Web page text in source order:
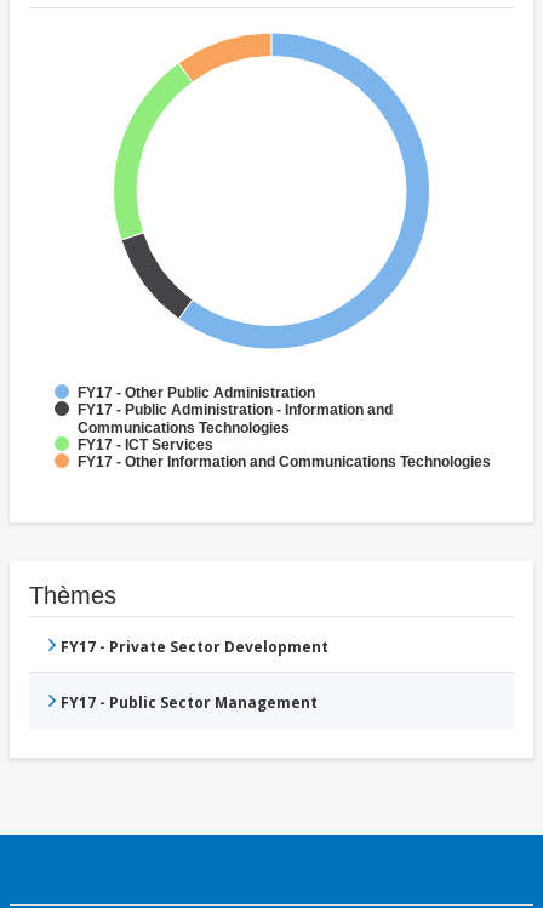
FY17 - Other Public Administration
FY17 - Public Administration - Information and
Communications Technologies
FY17 - ICT Services
FY17 - Other Information and Communications Technologies
Thèmes
FY17 - Private Sector Development
FY17 - Public Sector Management